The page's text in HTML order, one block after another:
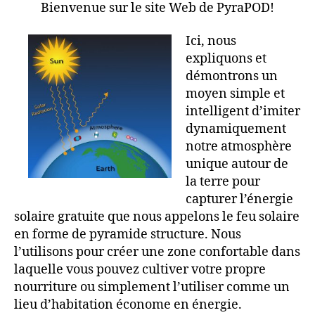
Bienvenue sur le site Web de PyraPOD!
Ici, nous
expliquons et
démontrons un
moyen simple et
intelligent d’imiter
dynamiquement
notre atmosphère
unique autour de
la terre pour
capturer l’énergie
solaire gratuite que nous appelons le feu solaire
en forme de pyramide structure. Nous
l’utilisons pour créer une zone confortable dans
laquelle vous pouvez cultiver votre propre
nourriture ou simplement l’utiliser comme un
lieu d’habitation économe en énergie.